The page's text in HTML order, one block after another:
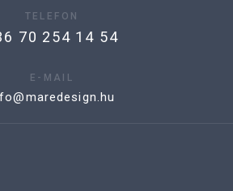
TELEFON
70 254 14 54
E-MAIL